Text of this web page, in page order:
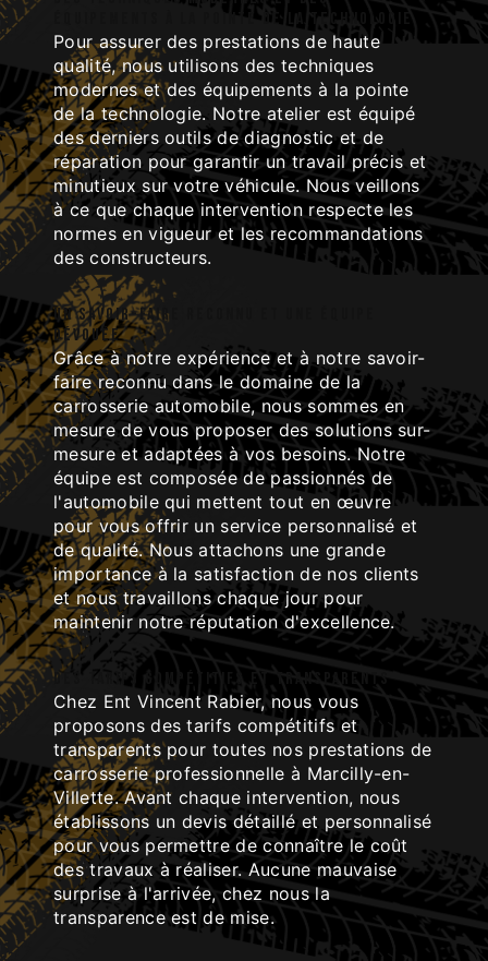
Pour assurer des prestations de haute
qualité, nous utilisons des techniques
modernes et des équipements à la pointe
de la technologie. Notre atelier est équipé
des derniers outils de diagnostic et de
réparation pour garantir un travail précis et
minutieux sur votre véhicule. Nous veillons
à ce que chaque intervention respecte les
normes en vigueur et les recommandations
des constructeurs.
Un savoir-faire reconnu et une équipe
dévouée
Grâce à notre expérience et à notre savoir-
faire reconnu dans le domaine de la
carrosserie automobile, nous sommes en
mesure de vous proposer des solutions sur-
mesure et adaptées à vos besoins. Notre
équipe est composée de passionnés de
l'automobile qui mettent tout en œuvre
pour vous offrir un service personnalisé et
de qualité. Nous attachons une grande
importance à la satisfaction de nos clients
et nous travaillons chaque jour pour
maintenir notre réputation d'excellence.
Des tarifs compétitifs et transparents
Chez Ent Vincent Rabier, nous vous
proposons des tarifs compétitifs et
transparents pour toutes nos prestations de
carrosserie professionnelle à Marcilly-en-
Villette. Avant chaque intervention, nous
établissons un devis détaillé et personnalisé
pour vous permettre de connaître le coût
des travaux à réaliser. Aucune mauvaise
surprise à l'arrivée, chez nous la
transparence est de mise.